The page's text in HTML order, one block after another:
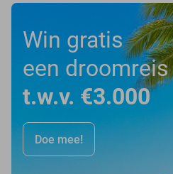
Win gratis
een droomreis
t.w.v. €3.000
Doe mee!